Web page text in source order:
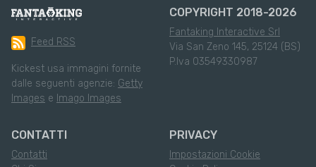
Feed RSS
Kickest usa immagini fornite
dalle seguenti agenzie: Getty
Images e Imago Images
COPYRIGHT 2018-2026
Fantaking Interactive Srl
Via San Zeno 145, 25124 (BS)
P.Iva 03549330987
CONTATTI
Contatti
PRIVACY
Impostazioni Cookie